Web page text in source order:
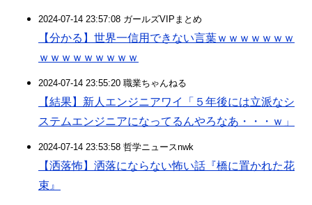
2024-07-14 23:57:08 ガールズVIPまとめ
【分かる】世界一信用できない言葉ｗｗｗｗｗｗｗ
ｗｗｗｗｗｗｗｗｗ
2024-07-14 23:55:20 職業ちゃんねる
【結果】新人エンジニアワイ「５年後には立派なシ
ステムエンジニアになってるんやろなあ・・・ｗ」
2024-07-14 23:53:58 哲学ニュースnwk
【洒落怖】洒落にならない怖い話『橋に置かれた花
束』